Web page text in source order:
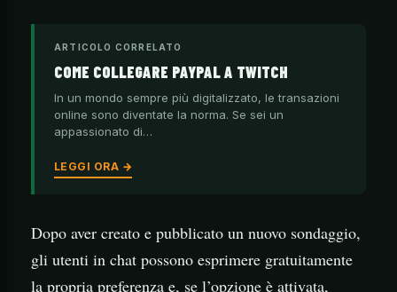
ARTICOLO CORRELATO
COME COLLEGARE PAYPAL A TWITCH
In un mondo sempre più digitalizzato, le transazioni
online sono diventate la norma. Se sei un
appassionato di…
LEGGI ORA →
Dopo aver creato e pubblicato un nuovo sondaggio,
gli utenti in chat possono esprimere gratuitamente
la propria preferenza e, se l’opzione è attivata,